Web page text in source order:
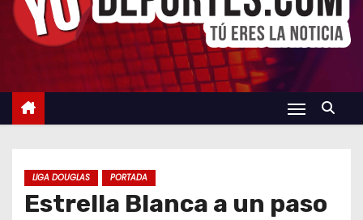
n
LIGA DOUGLAS PORTADA
Estrella Blanca a un paso